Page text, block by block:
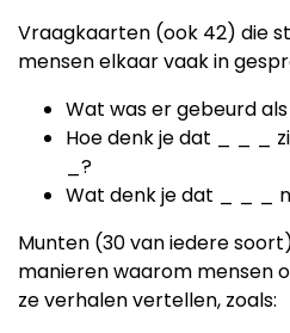
Vraagkaarten (ook 42) die
mensen elkaar vaak in
Wat was er gebeurd
Hoe denk je dat _ _ _
_?
Wat denk je dat _ _ _
Munten (30 van iedere
manieren waarom mensen
ze verhalen vertellen, zoals: